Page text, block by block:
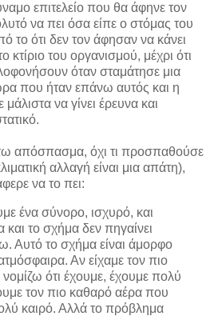
επιτελείο που θα άφηνε τον
να πει όσα είπε ο στόμας του
ότι δεν τον άφησαν να κάνει
κτίριο του οργανισμού, μέχρι ότι
όταν σταμάτησε μια
που ήταν επάνω αυτός και η
να γίνει έρευνα και
απόσπασμα, όχι τι προσπαθούσε
αλλαγή είναι μια απάτη),
να το πει:
ένα σύνορο, ισχυρό, και
το σχήμα δεν πηγαίνει
Αυτό το σχήμα είναι άμορφο
Αν είχαμε τον πιο
ότι έχουμε, έχουμε πολύ
τον πιο καθαρό αέρα που
καιρό. Αλλά το πρόβλημα